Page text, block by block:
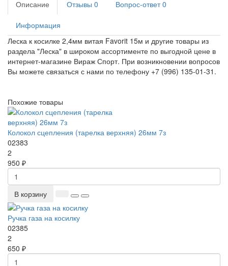
Описание
Отзывы 0 Вопрос-ответ0
Информация
Леска к косилке 2,4мм витая Favorit 15м и другие товары из
раздела "Леска" в широком ассортименте по выгодной цене в
интернет-магазине Вираж Спорт. При возникновении вопросов
Вы можете связаться с нами по телефону +7 (996) 135-01-31.
Похожие товары
Колокол сцепления (тарелка верхняя) 26мм 7з
02383
2
950 ₽
В корзину
Ручка газа на косилку
02385
2
650 ₽